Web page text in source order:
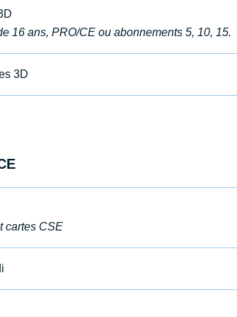
16 ans, PRO/CE ou abonnements 5, 10, 15.
3D
cartes CSE